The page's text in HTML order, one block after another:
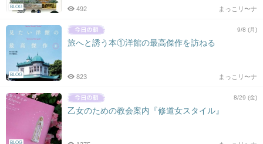
BLOG まっこリ〜ナ
492
BLOG
9/8 (月)
旅へと誘う本①洋館の最高傑作を訪ねる
まっこリ〜ナ
823
BLOG
8/29 (金)
乙女のための教会案内『修道女スタイル』